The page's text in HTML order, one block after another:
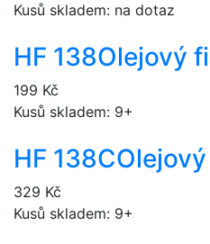
Kusů skladem: na dotaz
HF 138Olejový
199 Kč
Kusů skladem: 9+
HF 138C
329 Kč
Kusů skladem: 9+